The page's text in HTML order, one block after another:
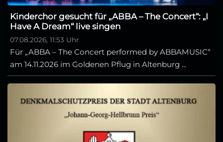
Kinderchor gesucht für „ABBA – The Concert“: „I
Have A Dream“ live singen
07.08.2026, 11:53 Uhr
Für „ABBA – The Concert performed by ABBAMUSIC“
am 14.11.2026 im Goldenen Pflug in Altenburg ...